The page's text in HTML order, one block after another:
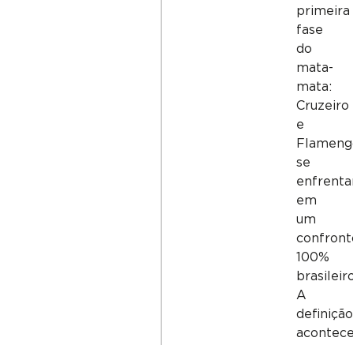
primeira
fase
do
mata-
mata:
Cruzeiro
e
se
em
um
100%
A
definição